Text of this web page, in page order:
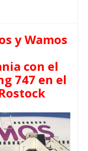
y Wamos
con el
747 en el